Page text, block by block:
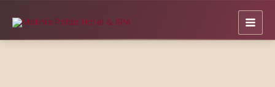
Inhalt
springen